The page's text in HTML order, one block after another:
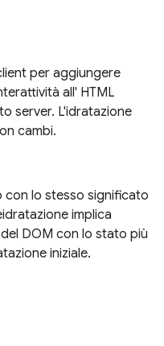
per aggiungere
all' HTML
server. L'idratazione
cambi.
con lo stesso significato
implica
DOM con lo stato più
iniziale.